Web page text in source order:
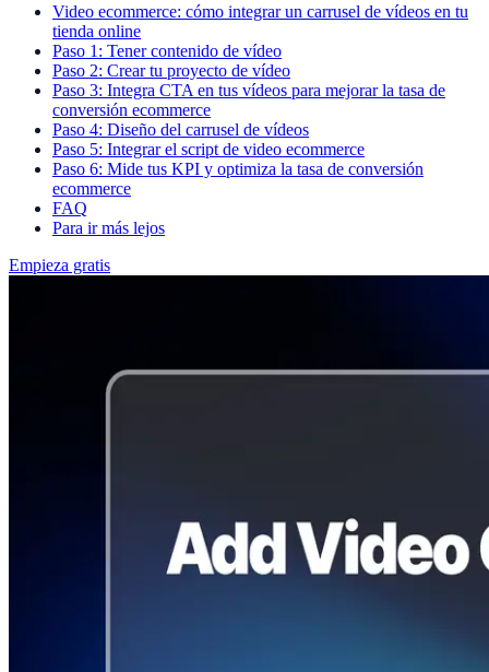
Video ecommerce: cómo integrar un carrusel de vídeos en tu
tienda online
Paso 1: Tener contenido de vídeo
Paso 2: Crear tu proyecto de vídeo
Paso 3: Integra CTA en tus vídeos para mejorar la tasa de
conversión ecommerce
Paso 4: Diseño del carrusel de vídeos
Paso 5: Integrar el script de video ecommerce
Paso 6: Mide tus KPI y optimiza la tasa de conversión
ecommerce
FAQ
Para ir más lejos
Empieza gratis